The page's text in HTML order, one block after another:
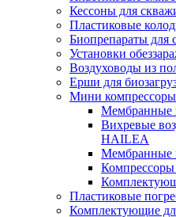
Кессоны для
Пластиковые
Биопрепараты для
Установки
Воздуховоды из
Ерши для
Мини компрессоры
Мембранные
Вихревые
HAILEA
Мембранные
Пластиковые
Комплектующие